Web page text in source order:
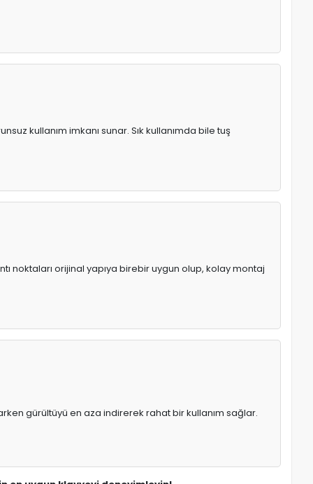
kullanım imkanı sunar. Sık kullanımda bile tuş
noktaları orijinal yapıya birebir uygun olup, kolay montaj
gürültüyü en aza indirerek rahat bir kullanım sağlar.